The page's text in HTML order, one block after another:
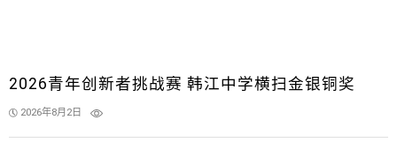
2026青年创新者挑战赛 韩江中学横扫金银铜奖
2026年8月2日